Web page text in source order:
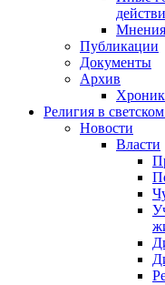
Мнения
Публикации
Документы
Архив
Религия в
Новости
Власти